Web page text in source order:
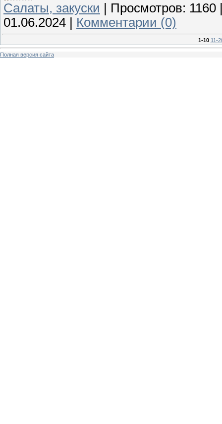
Cалаты, закуски | Просмотров: 1160
01.06.2024 | Комментарии (0)
1-10 11-
Полная версия сайта